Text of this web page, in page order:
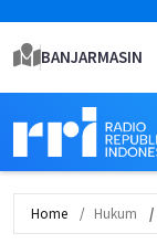
BANJARMASIN
Home Hukum